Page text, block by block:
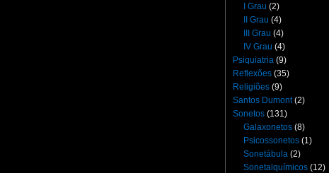
I Grau (2)
II Grau (4)
III Grau (4)
IV Grau (4)
Psiquiatria (9)
Reflexões (35)
Religiões (9)
Santos Dumont (2)
Sonetos (131)
Galaxonetos (8)
Psicossonetos (1)
Sonetábula (2)
Sonetalquímicos (12)